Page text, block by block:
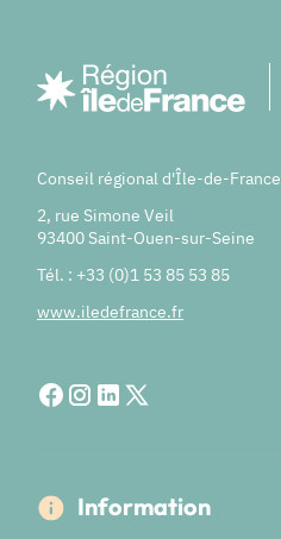
Conseil régional d'Île-de-France
2, rue Simone Veil
93400 Saint-Ouen-sur-Seine
Tél. : +33 (0)1 53 85 53 85
www.iledefrance.fr
Information